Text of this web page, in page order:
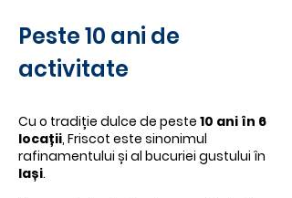
Peste 10 ani de
activitate
Cu o tradiție dulce de peste 10 ani în 6
locații, Friscot este sinonimul
rafinamentului și al bucuriei gustului în
Iași.